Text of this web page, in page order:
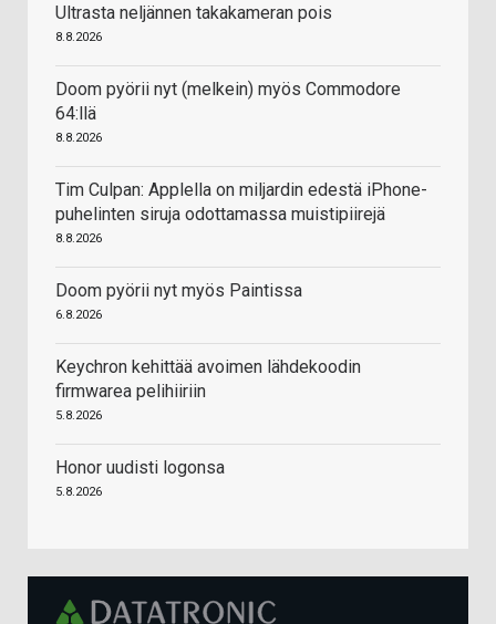
Ultrasta neljännen takakameran pois
8.8.2026
Doom pyörii nyt (melkein) myös Commodore
64:llä
8.8.2026
Tim Culpan: Applella on miljardin edestä iPhone-
puhelinten siruja odottamassa muistipiirejä
8.8.2026
Doom pyörii nyt myös Paintissa
6.8.2026
Keychron kehittää avoimen lähdekoodin
firmwarea pelihiiriin
5.8.2026
Honor uudisti logonsa
5.8.2026